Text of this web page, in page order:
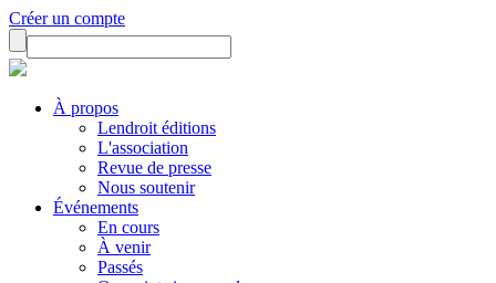
Créer un compte
À propos
Lendroit éditions
L'association
Revue de presse
Nous soutenir
Événements
En cours
À venir
Passés